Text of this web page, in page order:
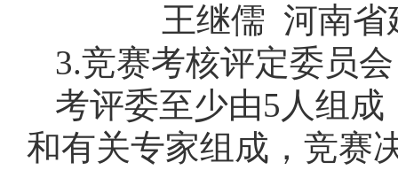
王继儒 河南省
3.竞赛考核评定委员会
考评委至少由5人组
和有关专家组成，竞赛